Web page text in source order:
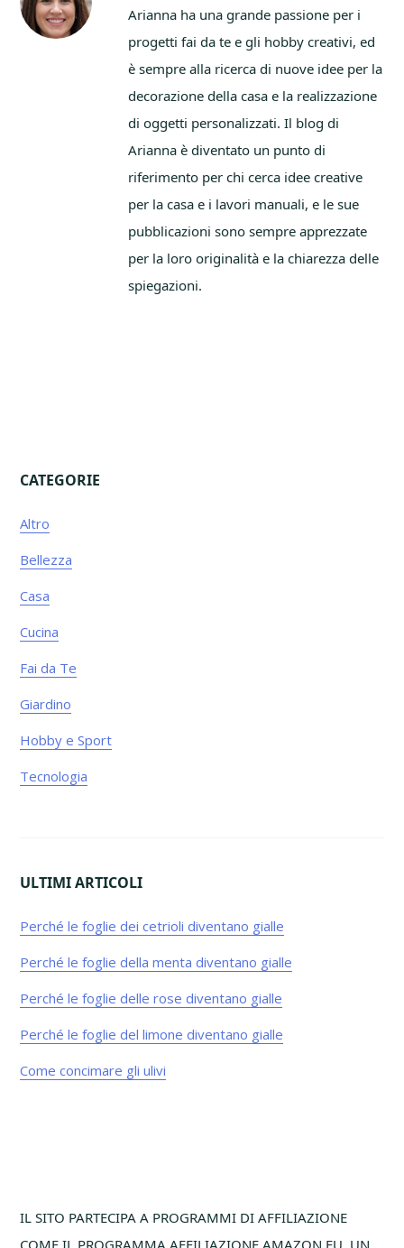
Arianna ha una grande passione per i
progetti fai da te e gli hobby creativi, ed
è sempre alla ricerca di nuove idee per la
decorazione della casa e la realizzazione
di oggetti personalizzati. Il blog di
Arianna è diventato un punto di
riferimento per chi cerca idee creative
per la casa e i lavori manuali, e le sue
pubblicazioni sono sempre apprezzate
per la loro originalità e la chiarezza delle
spiegazioni.
Primary
Sidebar
CATEGORIE
Altro
Bellezza
Casa
Cucina
Fai da Te
Giardino
Hobby e Sport
Tecnologia
ULTIMI ARTICOLI
Perché le foglie dei cetrioli diventano gialle​
Perché le foglie della menta diventano gialle​
Perché le foglie delle rose diventano gialle​
Perché le foglie del limone diventano gialle​
Come concimare gli ulivi
Footer
IL SITO PARTECIPA A PROGRAMMI DI AFFILIAZIONE
COME IL PROGRAMMA AFFILIAZIONE AMAZON EU, UN